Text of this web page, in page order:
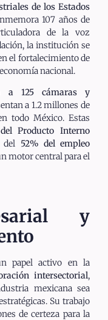
de los Estados
107 años de
de la voz
la institución se
el fortalecimiento de
nacional.
a 125 cámaras y
a 1.2 millones de
todo México. Estas
Producto Interno
del 52% del empleo
motor central para el
y
papel activo en la
intersectorial,
mexicana sea
Su trabajo
de certeza para la